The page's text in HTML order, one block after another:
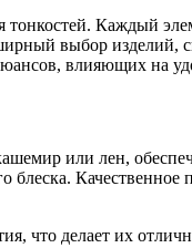
Каждый
выбор изделий,
влияющих на
или лен,
Качественное
что делает их